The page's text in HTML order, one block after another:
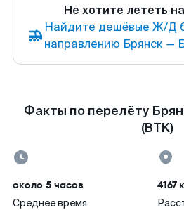
Не хотите лететь
Найдите дешёвые Ж/Д
направлению Брянск —
Факты по перелёту
(BTK)
около 5 часов
Среднее время
4167